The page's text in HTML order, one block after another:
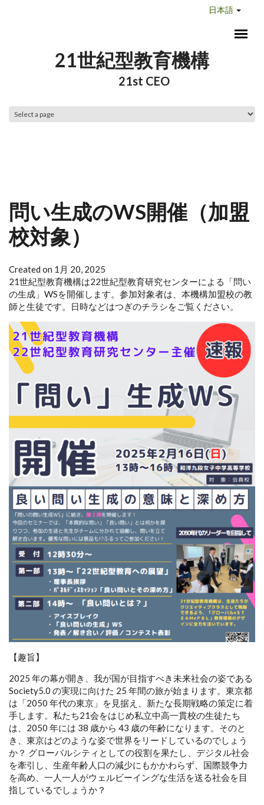
日本語
21世紀型教育機構
21st CEO
問い生成のWS開催（加盟
校対象）
Created on 1月 20, 2025
21世紀型教育機構は22世紀型教育研究センターによる「問い
の生成」WSを開催します。参加対象者は、本機構加盟校の教
師と生徒です。日時などはつぎのチラシをご覧ください。
【趣旨】
2025 年の幕が開き、我が国が目指すべき未来社会の姿である
Society5.0 の実現に向けた 25 年間の旅が始まります。東京都
は「2050 年代の東京」を見据え、新たな長期戦略の策定に着
手します。私たち21会をはじめ私立中高一貫校の生徒たち
は、2050 年には 38 歳から 43 歳の年齢になります。そのと
き、東京はどのような姿で世界をリードしているのでしょう
か？ グローバルシティとしての役割を果たし、デジタル社会
を牽引し、生産年齢人口の減少にもかかわらず、国際競争力
を高め、一人一人がウェルビーイングな生活を送る社会を目
指しているでしょうか？